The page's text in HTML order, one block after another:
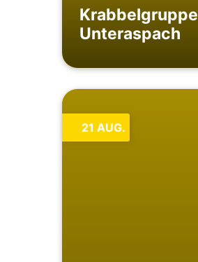
Krabbelgruppe
Unteraspach
21 AUG.